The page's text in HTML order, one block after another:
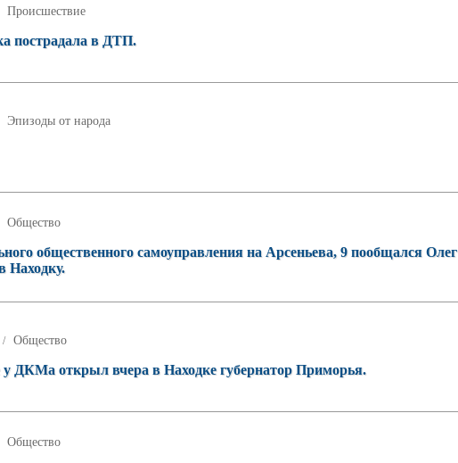
Происшествие
пострадала в ДТП.
Эпизоды от народа
Общество
общественного самоуправления на Арсеньева, 9 пообщался Олег
Находку.
/ Общество
у ДКМа открыл вчера в Находке губернатор Приморья.
Общество